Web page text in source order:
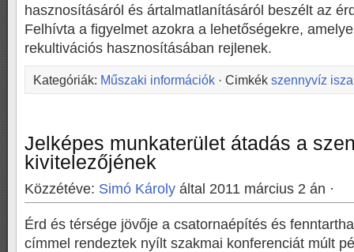
hasznosításáról és ártalmatlanításáról beszélt az
Felhívta a figyelmet azokra a lehetőségekre,
rekultivációs hasznosításában rejlenek.
Kategóriák: Műszaki információk · Cimkék szennyvíz
Jelképes munkaterület átadás a
kivitelezőjének
Közzétéve: Simó Károly által 2011 március 2 án ·
Érd és térsége jövője a csatornaépítés és
címmel rendeztek nyílt szakmai konferenciát múlt